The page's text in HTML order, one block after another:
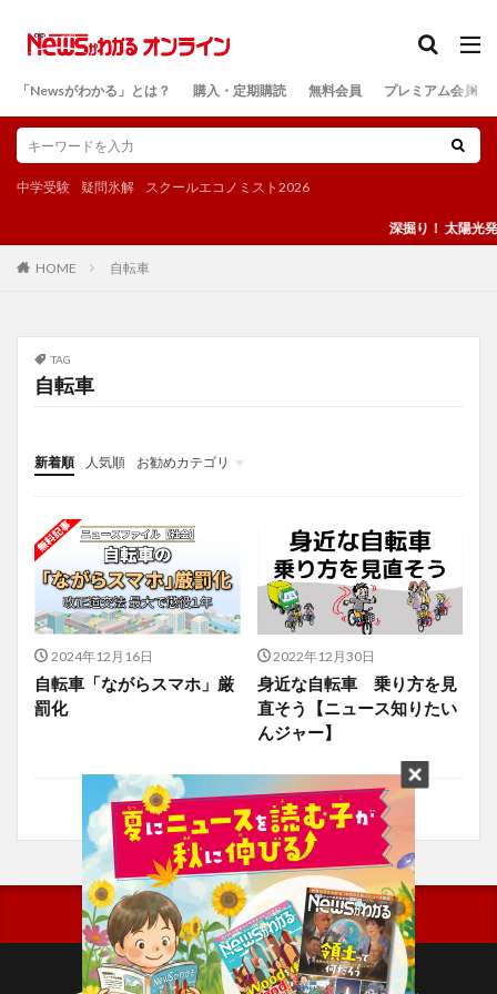
「Newsがわかる」とは？ 購入・定期購読 無料会員 プレミアム会員
中学受験 疑問氷解 スクールエコノミスト2026
深掘り！ 太陽光
HOME 自転車
TAG
自転車
新着順 人気順
お勧めカテゴリ
投稿
学び
マンガ
電子書籍
2024年12月16日
自転車「ながらスマホ」厳
罰化
2022年12月30日
身近な自転車 乗り方を見
直そう【ニュース知りたい
んジャー】
検索